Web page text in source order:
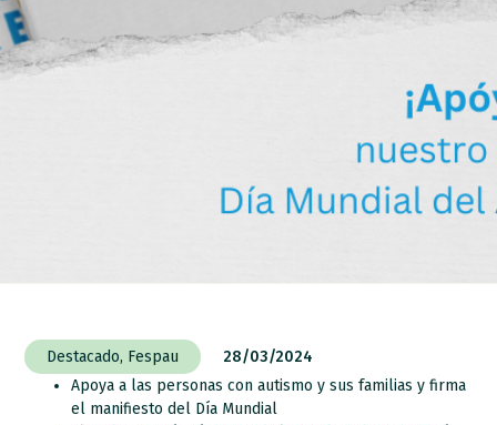
Destacado, Fespau
28/03/2024
Apoya a las personas con autismo y sus familias y firma
el manifiesto del Día Mundial